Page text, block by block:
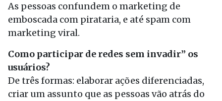
As pessoas confundem o marketing de
emboscada com pirataria, e até spam com
marketing viral.
Como participar de redes sem invadir” os
usuários?
De três formas: elaborar ações diferenciadas,
criar um assunto que as pessoas vão atrás do